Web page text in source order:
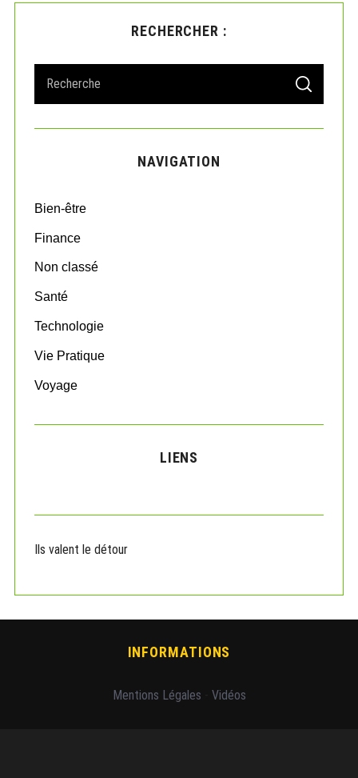
RECHERCHER :
a
r
o
:
S
A
C
NAVIGATION
Bien-être
Finance
Non classé
Santé
Technologie
Vie Pratique
Voyage
LIENS
Ils valent le détour
INFORMATIONS
Mentions Légales Vidéos